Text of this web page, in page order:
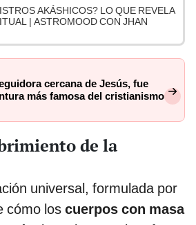
AKÁSHICOS? LO QUE REVELA
| ASTROMOOD CON JHAN
cercana de Jesús, fue
más famosa del cristianismo
de la
universal, formulada por
cómo los cuerpos con masa